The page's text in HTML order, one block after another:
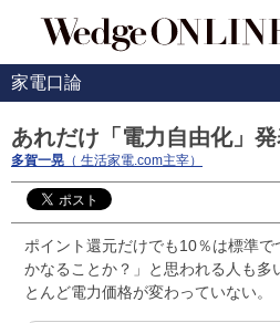
家電口論
あれだけ「電力自由化」発
多賀一晃 （ 生活家電.com主宰）
ポイント還元だけでも10％は標準
かなることか？」と思われる人も多
とんど電力価格が変わっていない。